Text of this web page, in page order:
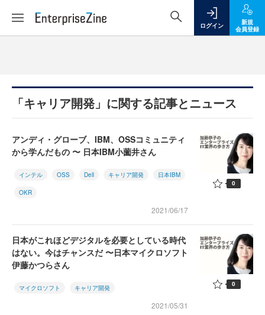
ログイン
新規
会員登録
「キャリア開発」に関する記事とニュース
アンディ・グローブ、IBM、OSSコミュニティ
から学んだもの 〜 日本IBM小薗井さん
インテル OSS Dell キャリア開発 日本IBM
OKR
2021/06/17
0
日本がこれほどデジタルを必要としている時代
はない。今はチャンスだ 〜日本マイクロソフト
伊藤かつらさん
マイクロソフト キャリア開発
2021/05/31
0